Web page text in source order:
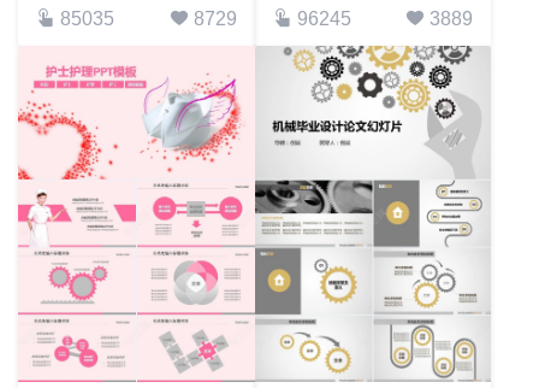
85035 8729 96245 3889